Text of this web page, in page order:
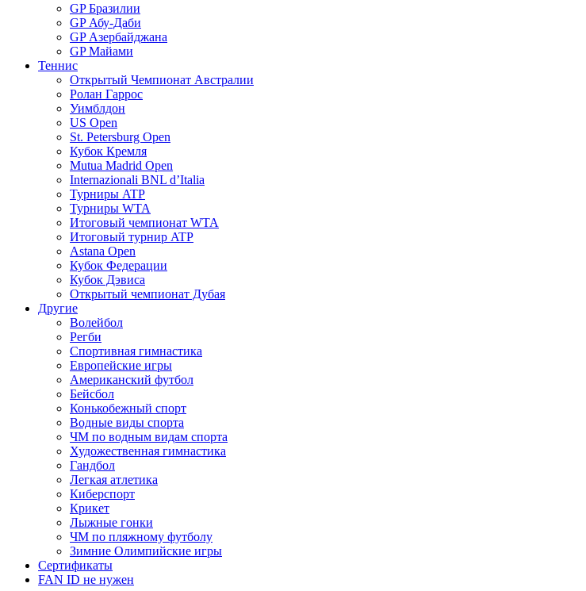
GP Бразилии
GP Абу-Даби
GP Азербайджана
GP Майами
Теннис
Открытый Чемпионат Австралии
Ролан Гаррос
Уимблдон
US Open
St. Petersburg Open
Кубок Кремля
Mutua Madrid Open
Internazionali BNL d’Italia
Турниры ATP
Турниры WTA
Итоговый чемпионат WTA
Итоговый турнир ATP
Astana Open
Кубок Федерации
Кубок Дэвиса
Открытый чемпионат Дубая
Другие
Волейбол
Регби
Спортивная гимнастика
Европейские игры
Американский футбол
Бейсбол
Конькобежный спорт
Водные виды спорта
ЧМ по водным видам спорта
Художественная гимнастика
Гандбол
Легкая атлетика
Киберспорт
Крикет
Лыжные гонки
ЧМ по пляжному футболу
Зимние Олимпийские игры
Сертификаты
FAN ID не нужен